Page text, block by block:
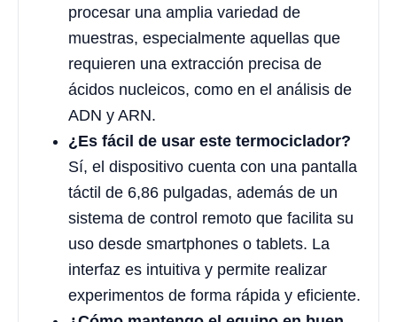
procesar una amplia variedad de
muestras, especialmente aquellas que
requieren una extracción precisa de
ácidos nucleicos, como en el análisis de
ADN y ARN.
¿Es fácil de usar este termociclador?
Sí, el dispositivo cuenta con una pantalla
táctil de 6,86 pulgadas, además de un
sistema de control remoto que facilita su
uso desde smartphones o tablets. La
interfaz es intuitiva y permite realizar
experimentos de forma rápida y eficiente.